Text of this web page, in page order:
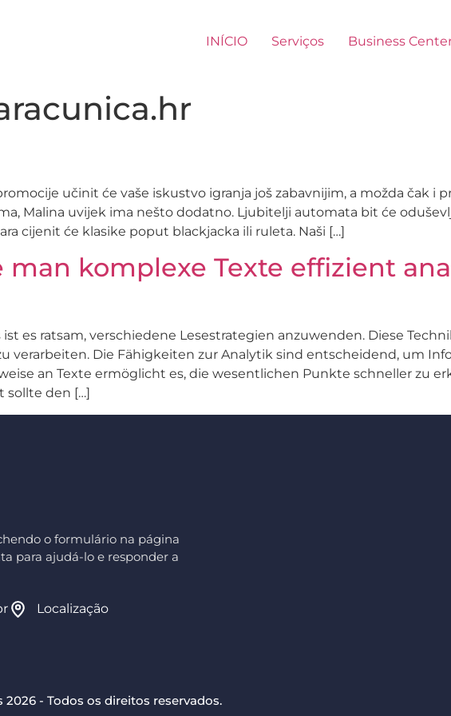
INÍCIO Serviços Business
učinit će vaše iskustvo igranja još zabavnijim, a možda čak i
Malina uvijek ima nešto dodatno. Ljubitelji automata bit će
cijenit će klasike poput blackjacka ili ruleta. Naši […]
komplexe Texte effizient
es ratsam, verschiedene Lesestrategien anzuwenden. Diese
verarbeiten. Die Fähigkeiten zur Analytik sind entscheidend, um
an Texte ermöglicht es, die wesentlichen Punkte schneller zu
sollte den […]
o formulário na página
para ajudá-lo e responder a
Localização
- Todos os direitos reservados.